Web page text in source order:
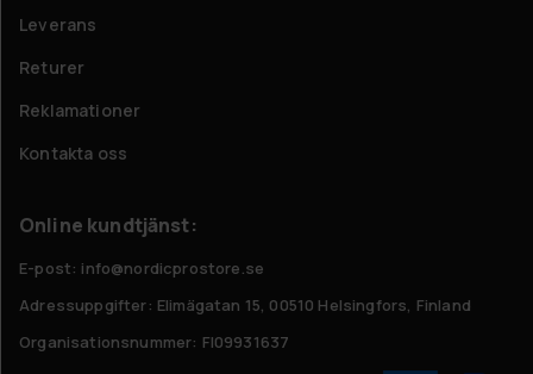
Leverans
Returer
Reklamationer
Kontakta oss
Online kundtjänst:
E-post: info@nordicprostore.se
Adressuppgifter: Elimägatan 15, 00510 Helsingfors, Finland
Organisationsnummer: FI09931637